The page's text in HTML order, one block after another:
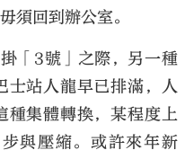
須回到辦公室。
「3號」之際，另一種
士站人龍早已排滿，人
種集體轉換，某程度上
與壓縮。或許來年新